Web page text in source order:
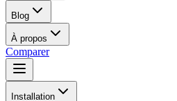
Blog
À propos
Comparer
Installation